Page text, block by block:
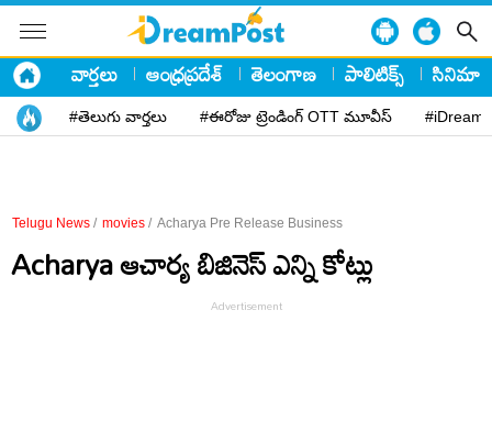
వార్తలు ఆంధ్రప్రదేశ్ తెలంగాణ పాలిటిక్స్ సినిమా
#తెలుగు వార్తలు #ఈరోజు ట్రెండింగ్ OTT మూవీస్
Telugu News / movies / Acharya Pre Release Business
Acharya ఆచార్య బిజినెస్ ఎన్ని కోట్లు